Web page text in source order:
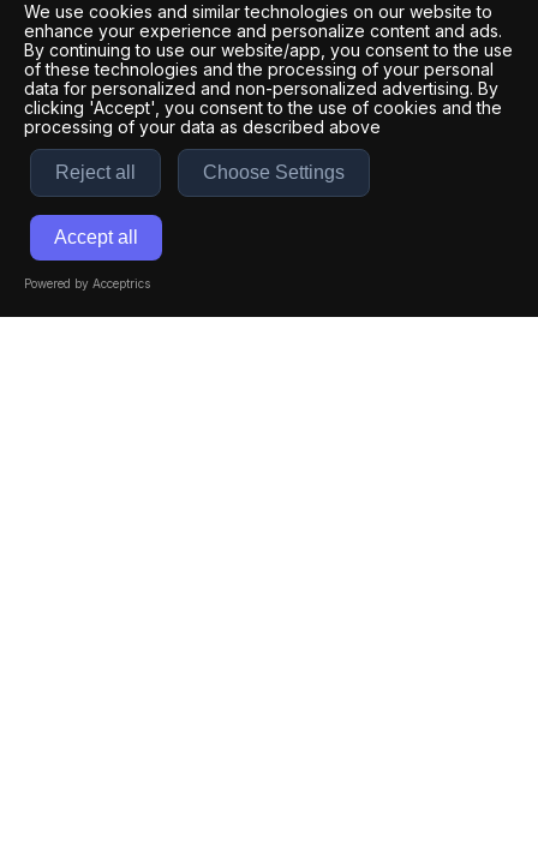
We use cookies and similar technologies on our website to
enhance your experience and personalize content and ads.
By continuing to use our website/app, you consent to the use
of these technologies and the processing of your personal
data for personalized and non-personalized advertising. By
clicking 'Accept', you consent to the use of cookies and the
processing of your data as described above
Reject all Choose Settings
Accept all
Powered by Acceptrics